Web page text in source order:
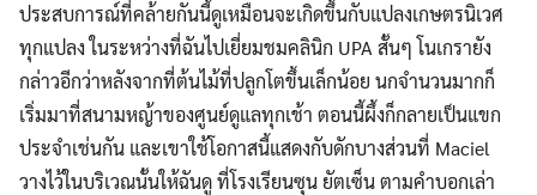
ประสบการณ์ที่คล้ายกันนี้ดูเหมือนจะเกิดขึ้นกับแปลงเกษตรนิเวศ
ทุกแปลง ในระหว่างที่ฉันไปเยี่ยมชมคลินิก UPA สั้นๆ โนเกรายัง
กล่าวอีกว่าหลังจากที่ต้นไม้ที่ปลูกโตขึ้นเล็กน้อย นกจำนวนมากก็
เริ่มมาที่สนามหญ้าของศูนย์ดูแลทุกเช้า ตอนนี้ผึ้งก็กลายเป็นแขก
ประจำเช่นกัน และเขาใช้โอกาสนี้แสดงกับดักบางส่วนที่ Maciel
วางไว้ในบริเวณนั้นให้ฉันดู ที่โรงเรียนซุน ยัตเซ็น ตามคำบอกเล่า